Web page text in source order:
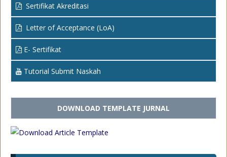
Sertifikat Akreditasi
Letter of Acceptance (LoA)
E- Sertifikat
Tutorial Submit Naskah
DOWNLOAD TEMPLATE JURNAL